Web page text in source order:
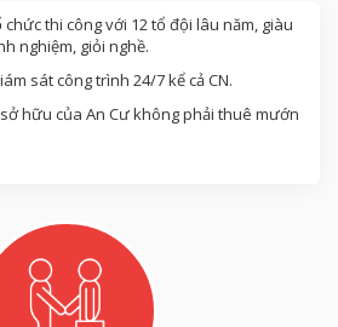
thi công với 12 tổ đội lâu năm, giàu
nghiệm, giỏi nghề.
sát công trình 24/7 kể cả CN.
hữu của An Cư không phải thuê mướn